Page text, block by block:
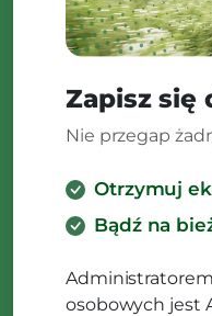
Zapisz się
Nie przegap
Otrzymuj
Bądź na
osobowych jest